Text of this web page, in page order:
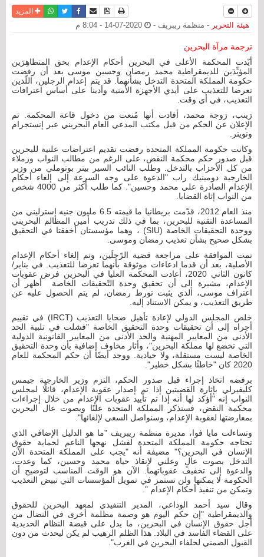
نسخة للطباعة
حفظ الموضوع
أرسل الى صديق
فيسبوكتويترواتسابالمزيد
هيئة التحرير - منظمة ريبريف -
ترجمة مرآة البحرين
أيّدت المحكمة الأعلى في البحرين أحكام الإعدام بحق المتظاهِرَين
المؤيِّدَين للديمقراطية محمد رمضان وحسين موسى بعد أن رفضت
حكومة المملكة المتحدة التدخل بشأنهما. قد يتم إعدام الرجلين، اللّذين
تعرضا للتعذيب على أيدي الأجهزة الأمنية وأدينا على أساس اعترافات
التعذيب، في أي وقت.
زينب، زوجة محمد، أفادت أنها مُنعت من دخول قاعة المحكمة. تم
الإعلان عن الحكم من قبل مكتب المدعي العام البحريني عبر إنستجرام
وتويتر.
وكانت حكومة المملكة المتحدة رفضت تقديم اعتراضات علنية للبحرين
قبل صدور حكم محكمة النقض، على الرغم من مطالب النواب وزملاء
من كل الأحزاب بالتدخل. وطلب النائب السير بيتر بوتوملي من وزير
الخارجية دومينيك راب "الدعوة على وجه السرعة إلى إلغاء أحكام
الإعدام الصادرة على محمد وحسين". كما طلب أكثر من 4000 شخص
من النواب إثاة القضايا.
منذ العام 2012، قدّمت بريطانيا ما قيمته 6.5 مليون جنيه إسترليني من
المساعدة التقنية للبحرين، بما في ذلك تدريب أمين المظالم البحريني
ووحدة التحقيقات الخاصة (SIU) ، وهما مؤسستان أخفقتا في التحقيق
بشكل صحيح بشأن تعذيب رمضان وموسى.
تمت الموافقة على مراجعة قضية الرّجلَين، وتم إلغاء أحكام الإعدام
الأصلية، بعد أن قدما ادعاءات موثوقة بأنهما تعرضا للتعذيب. في يناير/
كانون الثاني 2020، أعادت المحكمة العليا في البحرين فرض عقوبات
الإعدام، مشيرة إلى أن تحقيق وحدة التّحقيقات الخاصة أظهر أن
اعتراف موسى، الذي يثبت تورط رمضان، لم يتم الحصول عليه عن
طريق التعذيب، و يمكن الاستناد إليه.
خلص المجلس الدولي لإعادة تأهيل ضحايا التعذيب (IRCT) في تقييم
أجراه إلى أن تحقيقات وحدة التحقيق الخاصة "فشلت في تلبية الحد
الأدنى من المعايير المهنية والحد الأدنى من المعايير القانونية الدولية
التي تخضع لها مملكة البحرين"، وأثار مخاوف إضافية بأن وحدة التحقيق
الخاصة ليست مستقلة، ولا حيادية. ووجد أيضًا أن حكم المحكمة للعام
2020 كان "خاطئًا بشكل خطير".
برفضه اتخاذ إجراء قبل صدور الحكم، التزم وزير الخارجية جيمس
كليفيرلي بإثارة القضيتين إذا تم إصدار عقوبة الإعدام، قائلًا لمجلس
النواب إنه "أؤكد لها أنه إذا تم تأييد عقوبات الإعدام من خلال إجراءات
محكمة النقض، فستذكر المملكة المتحدة علنًا ​​وبصوت عال البحرين
بمعارضتها لعقوبة الإعدام، وسنواصل السعي لإلغائها".
وتساءلت مايا فوا، مديرة منظمة ريبريف "ما هو الدليل الإضافي الذي
تحتاجه حكومة المملكة المتحدة لفشل نهجها الناعم لحماية حقوق
الإنسان في البحرين؟" مضيفة أنه "يجب على المملكة المتحدة الآن
التدخل بصوت عالٍ وعلني لإنقاذ حياة محمد وحسين، كما وعدت،
والدعوة إلى تخفيف عقوباتهما. الآن هو الوقت المناسب لتوضيح أن
الحكومة لا يمكنها ولن تستمر في تمويل المؤسسات التي تبيض التعذيب
وتمكن من تنفيذ أحكام الإعدام ".
وقال سيد أحمد الوداعي، المدير التنفيذي لمعهد البحرين للحقوق
والديمقراطية "إن حكم اليوم هو وصمة مظلمة أخرى في النضال من
أجل حقوق الإنسان في البحرين، ما يدل على قبضة النظام الحديدية
على القضاء الفاسد في البلاد. هذا الظلم الرهيب لم يكن ليحدث من دون
القبول الضمني لحلفاء البحرين في الغرب".